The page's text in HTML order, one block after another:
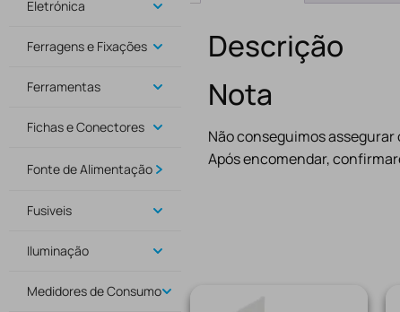
Eletrónica
Ferragens e Fixações
Ferramentas
Fichas e Conectores
Fonte de Alimentação
Fusiveis
Iluminação
Medidores de Consumo
Descrição
Nota
Não conseguimos
Após encomendar,